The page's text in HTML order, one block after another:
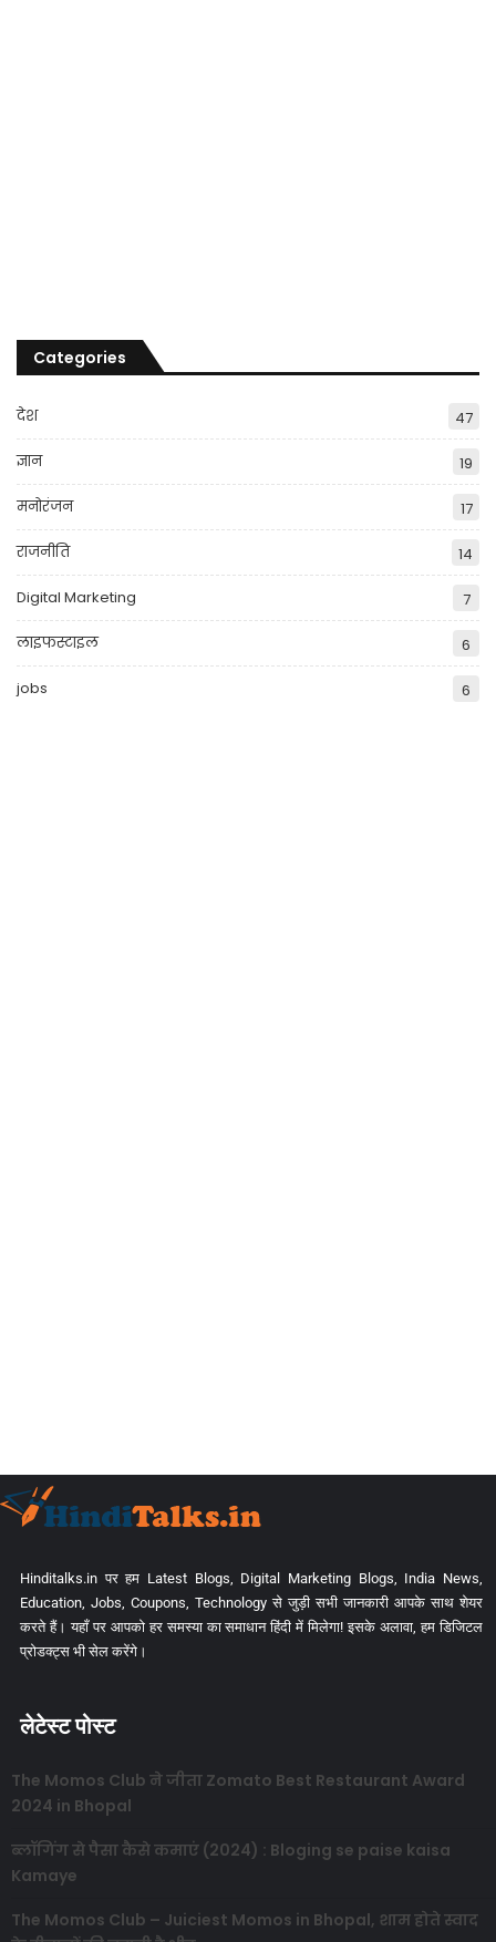
Categories
देश 47
ज्ञान 19
मनोरंजन 17
राजनीति 14
Digital Marketing 7
लाइफस्टाइल 6
jobs 6
Hinditalks.in पर हम Latest Blogs, Digital Marketing Blogs, India News,
Education, Jobs, Coupons, Technology से जुड़ी सभी जानकारी आपके साथ शेयर
करते हैं। यहाँ पर आपको हर समस्या का समाधान हिंदी में मिलेगा! इसके अलावा, हम डिजिटल
प्रोडक्ट्स भी सेल करेंगे।
लेटेस्ट पोस्ट
The Momos Club ने जीता Zomato Best Restaurant Award
2024 in Bhopal
ब्लॉगिंग से पैसा कैसे कमाएं (2024) : Bloging se paise kaisa
Kamaye
The Momos Club – Juiciest Momos in Bhopal, शाम होते स्वाद